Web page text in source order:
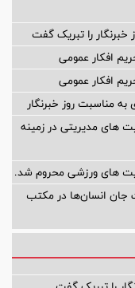
خبرنگار را تبریک گفت
افکار عمومی
افکار عمومی
مناسبت روز خبرنگار
های مدیریتی در زمینه
های ورزشی محروم شد.
جان انسان‌ها در مکتب